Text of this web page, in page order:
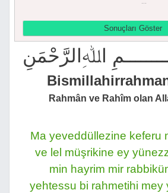
اﷲِالرَّحْمَنِ
Rahmân ve Rahîm olan
Ma yeveddüllezine keferu
ve lel müşrikine ey
min hayrim mir
yehtessu bi rahmetihi mey